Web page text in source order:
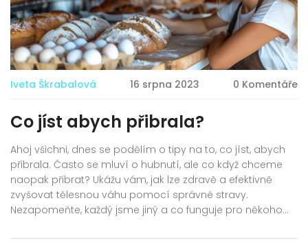
Iveta Škrabalová 16 srpna 2023 0 Komentáře
Co jíst abych přibrala?
Ahoj všichni, dnes se podělím o tipy na to, co jíst, abych
přibrala. Často se mluví o hubnutí, ale co když chceme
naopak přibrat? Ukážu vám, jak lze zdravě a efektivně
zvyšovat tělesnou váhu pomocí správné stravy.
Nezapomeňte, každý jsme jiný a co funguje pro někoho
naslouchat tělu a dodávat mu to, co potřebuje.